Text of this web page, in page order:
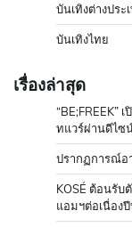
บันเทิงต่างประ
บันเทิงไทย
เรื่องล่าสุด
“BE;FREEK”
ทแวร์ผ่านดีไซ
ปรากฏการณ์อ
KOSÉ ต้อนรับ
แอมฯต่อเนื่อง